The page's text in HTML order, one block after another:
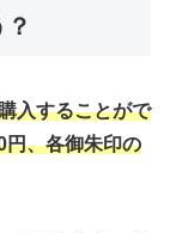
入することがで
円、各御朱印の